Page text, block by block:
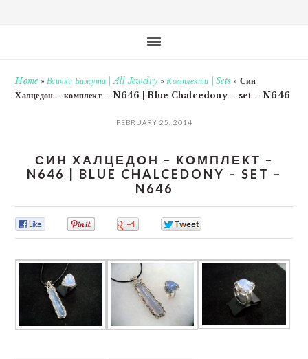
Home»Всички Бижута | All Jewelry »Комплекти | Sets » Син
Халцедон – комплект – N646 | Blue Chalcedony – set – N646
FEBRUARY 25, 2014
СИН ХАЛЦЕДОН – КОМПЛЕКТ –
N646 | BLUE CHALCEDONY – SET –
N646